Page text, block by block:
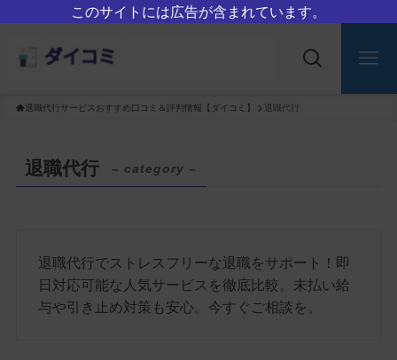
このサイトには広告が含まれています。
退職代行サービスおすすめ口コミ＆評判情報【ダイコミ】 退職代行
退職代行 – category –
退職代行でストレスフリーな退職をサポート！即
日対応可能な人気サービスを徹底比較。未払い給
与や引き止め対策も安心。今すぐご相談を。